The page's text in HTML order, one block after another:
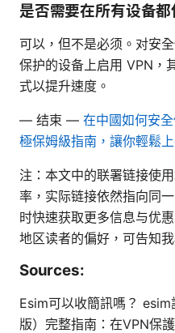
是否需要在所有设备都
可以，但不是必须。对安
保护的设备上启用 VPN，
式以提升速度。
— 结束 — 在中國如何安
極保姆級指南，讓你輕鬆
注：本文中的联署链接使
率，实际链接依然指向同
时快速获取更多信息与优
地区读者的偏好，可告知
Sources:
Esim可以收簡訊嗎？
版）完整指南：在VPN保